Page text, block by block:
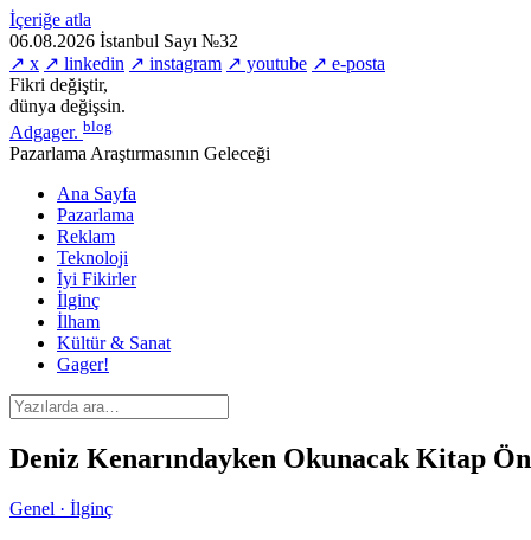
İçeriğe atla
06.08.2026 İstanbul Sayı №32
↗ x ↗ linkedin ↗ instagram ↗ youtube ↗ e-posta
Fikri değiştir,
dünya değişsin.
Adgager. blog
Pazarlama Araştırmasının Geleceği
Ana Sayfa
Pazarlama
Reklam
Teknoloji
İyi Fikirler
İlginç
İlham
Kültür & Sanat
Gager!
Deniz Kenarındayken Okunacak Kitap
Genel · İlginç